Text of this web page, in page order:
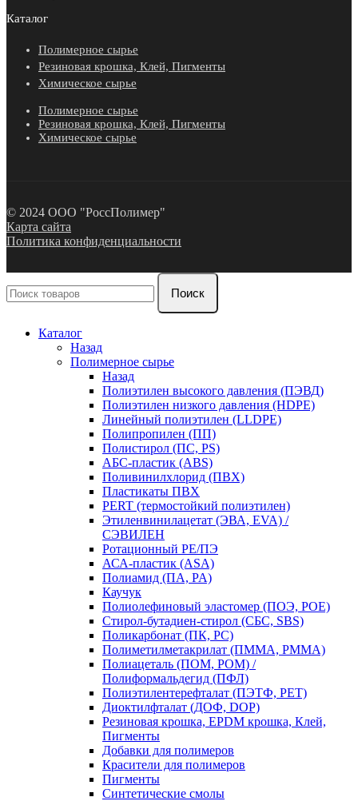
Каталог
Полимерное сырье
Резиновая крошка, Клей, Пигменты
Химическое сырье
Полимерное сырье
Резиновая крошка, Клей, Пигменты
Химическое сырье
© 2024 ООО "РоссПолимер"
Карта сайта
Политика конфиденциальности
Поиск
Каталог
Назад
Полимерное сырье
Назад
Полиэтилен высокого давления (ПЭВД)
Полиэтилен низкого давления (HDPE)
Линейный полиэтилен (LLDPE)
Полипропилен (ПП)
Полистирол (ПС, PS)
АБС-пластик (ABS)
Поливинилхлорид (ПВХ)
Пластикаты ПВХ
PERT (термостойкий полиэтилен)
Этиленвинилацетат (ЭВА, EVA) /
СЭВИЛЕН
Ротационный PE/ПЭ
АСА-пластик (ASA)
Полиамид (ПА, PA)
Каучук
Полиолефиновый эластомер (ПОЭ, POE)
Стирол-бутадиен-стирол (СБС, SBS)
Поликарбонат (ПК, PC)
Полиметилметакрилат (ПММА, PMMA)
Полиацеталь (ПОМ, POM) /
Полиформальдегид (ПФЛ)
Полиэтилентерефталат (ПЭТФ, PET)
Диоктилфталат (ДОФ, DOP)
Резиновая крошка, EPDM крошка, Клей,
Пигменты
Добавки для полимеров
Красители для полимеров
Пигменты
Синтетические смолы